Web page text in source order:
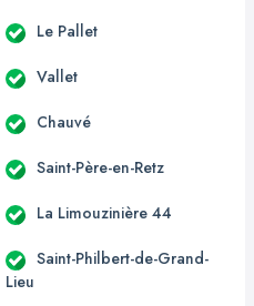
Le Pallet
Vallet
Chauvé
Saint-Père-en-Retz
La Limouzinière 44
Saint-Philbert-de-Grand-
Lieu